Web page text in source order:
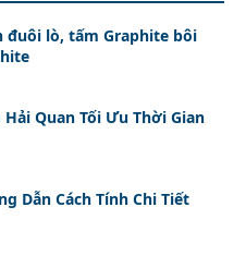
đuôi lò, tấm Graphite bôi
Hải Quan Tối Ưu Thời Gian
Dẫn Cách Tính Chi Tiết